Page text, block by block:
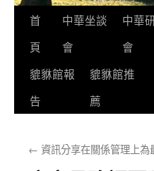
首
頁
中華坐談
會
中華
會
貔貅館報
告
貔貅館推
薦
← 資訊分享在關係管理上為